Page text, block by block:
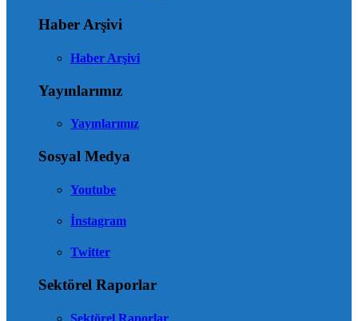
Haber Arşivi
Haber Arşivi
Yayınlarımız
Yayınlarımız
Sosyal Medya
Youtube
İnstagram
Twitter
Sektörel Raporlar
Sektörel Raporlar